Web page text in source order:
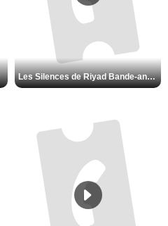
Les Silences de Riyad Bande-annonce VO STFR